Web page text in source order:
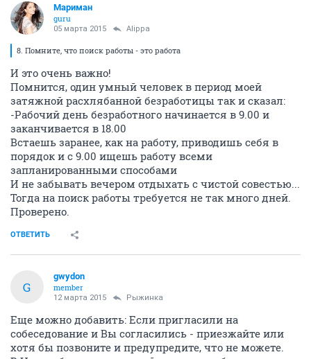
расчета 3-6 месячных дохода. Если же вам занесло в
топ-топ менеджеры, то смело набивайте подушку до
размера "от 12 месяцев".
8. Помните, что поиск работы - это работа и если
работа хорошего спеца и на печке найдет есть шанс
загреметь в застойную безработицу и тогда самое
примитивное интервью у Светы Ивановой с тремя
курсами Педа за спиной будет вызывать ужас и
желание спрятаться под одеялом
ЗЫ:мои компиляции на заданную тему
ОТВЕТИТЬ
veteran
а прокачивать свои скилзы, связанные с работой.
kissmysmile